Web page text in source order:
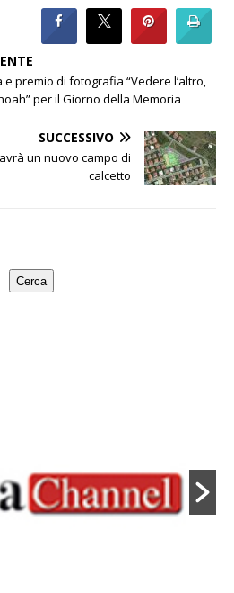
e premio di fotografia “Vedere l’altro,
per il Giorno della Memoria
SUCCESSIVO
un nuovo campo di
calcetto
Cerca